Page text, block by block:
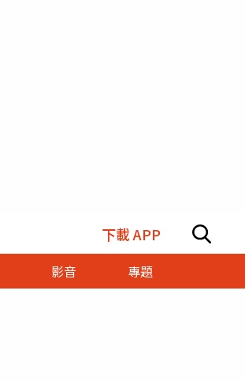
下載 APP
影音
專題